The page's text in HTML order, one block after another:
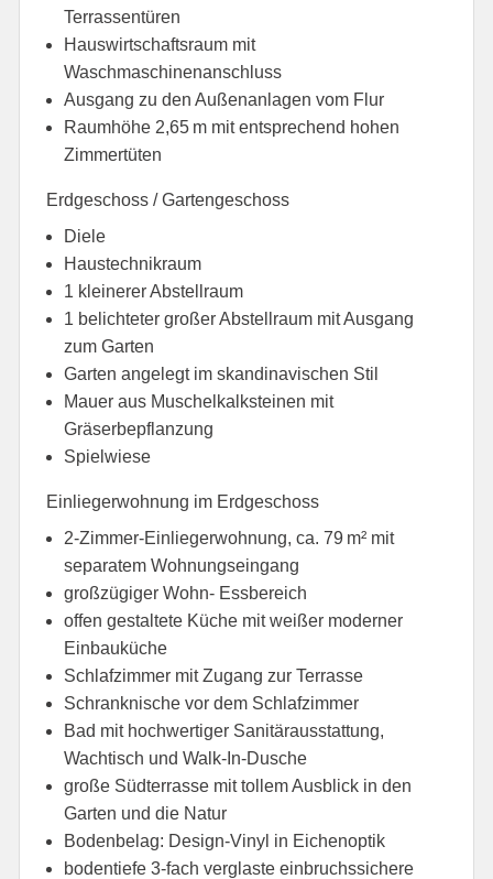
Terrassentüren
Hauswirtschaftsraum mit
Waschmaschinenanschluss
Ausgang zu den Außenanlagen vom Flur
Raumhöhe 2,65 m mit entsprechend hohen
Zimmertüten
Erdgeschoss / Gartengeschoss
Diele
Haustechnikraum
1 kleinerer Abstellraum
1 belichteter großer Abstellraum mit Ausgang
zum Garten
Garten angelegt im skandinavischen Stil
Mauer aus Muschelkalksteinen mit
Gräserbepflanzung
Spielwiese
Einliegerwohnung im Erdgeschoss
2-Zimmer-Einliegerwohnung, ca. 79 m² mit
separatem Wohnungseingang
großzügiger Wohn- Essbereich
offen gestaltete Küche mit weißer moderner
Einbauküche
Schlafzimmer mit Zugang zur Terrasse
Schranknische vor dem Schlafzimmer
Bad mit hochwertiger Sanitärausstattung,
Wachtisch und Walk-In-Dusche
große Südterrasse mit tollem Ausblick in den
Garten und die Natur
Bodenbelag: Design-Vinyl in Eichenoptik
bodentiefe 3-fach verglaste einbruchssichere